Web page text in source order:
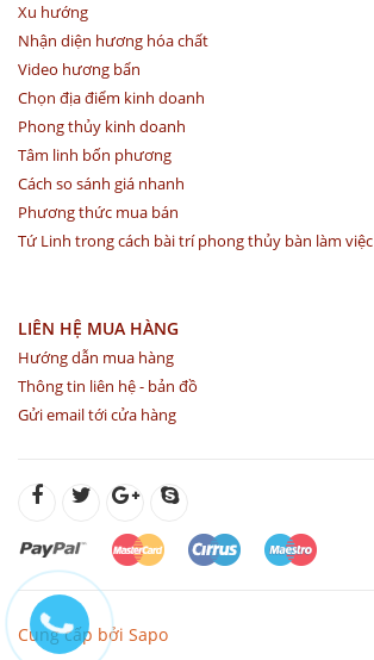
Xu hướng
Nhận diện hương hóa chất
Video hương bẩn
Chọn địa điểm kinh doanh
Phong thủy kinh doanh
Tâm linh bốn phương
Cách so sánh giá nhanh
Phương thức mua bán
Tứ Linh trong cách bài trí phong thủy bàn làm việc
LIÊN HỆ MUA HÀNG
Hướng dẫn mua hàng
Thông tin liên hệ - bản đồ
Gửi email tới cửa hàng
Cung cấp bởi Sapo